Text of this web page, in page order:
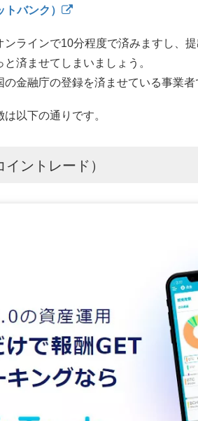
バンク）
ンラインで10分程度で済みますし、
済ませてしまいましょう。
金融庁の登録を済ませている事業者
以下の通りです。
ントレード）